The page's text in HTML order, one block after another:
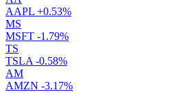
AAPL +0.53%
MS
MSFT -1.79%
TS
TSLA -0.58%
AM
AMZN -3.17%